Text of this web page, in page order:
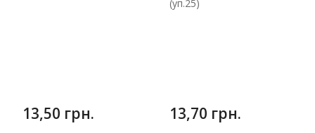
13,50 грн. 13,70 грн.